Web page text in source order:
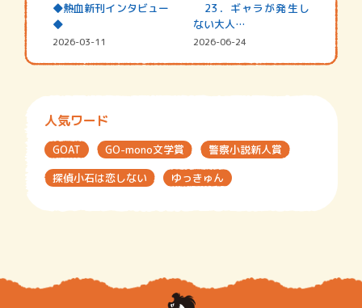
◆熱血新刊インタビュー
◆
2026-03-11
23．ギャラが発生し
ない大人…
2026-06-24
人気ワード
GOAT GO-mono文学賞
警察小説新人賞
探偵小石は恋しない
ゆっきゅん